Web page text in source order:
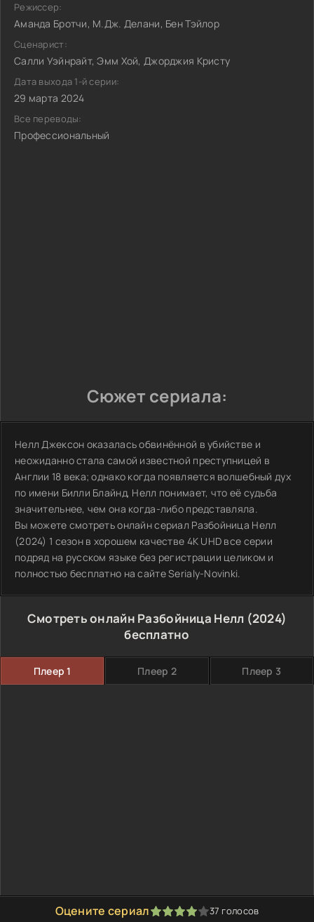
Режиссер:
Аманда Бротчи, М.Дж. Делани, Бен Тэйлор
Сценарист:
Салли Уэйнрайт, Эмм Хой, Джорджия Кристу
Дата выхода 1-й серии:
29 марта 2024
Все переводы:
Профессиональный
Сюжет сериала:
Нелл Джексон оказалась обвинённой в убийстве и
неожиданно стала самой известной преступницей в
Англии 18 века; однако когда появляется волшебный дух
по имени Билли Блайнд, Нелл понимает, что её судьба
значительнее, чем она когда-либо представляла.
Вы можете смотреть онлайн сериал Разбойница Нелл
(2024) 1 сезон в хорошем качестве 4K UHD все серии
подряд на русском языке без регистрации целиком и
полностью бесплатно на сайте Serialy-Novinki.
Смотреть онлайн Разбойница Нелл (2024)
бесплатно
Плеер 1 Плеер 2 Плеер 3
Оцените сериал
1 2 3 4 5 37 голосов